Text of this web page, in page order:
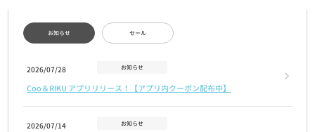
お知らせ セール
2026/07/28 お知らせ
Coo＆RIKU アプリリリース！【アプリ内クーポン配布中】
2026/07/14 お知らせ